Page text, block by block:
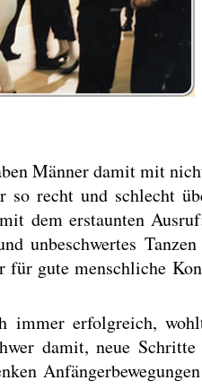
Männer damit mit
recht und schlecht
dem erstaunten
unbeschwertes
gute menschliche
erfolgreich,
damit, neue